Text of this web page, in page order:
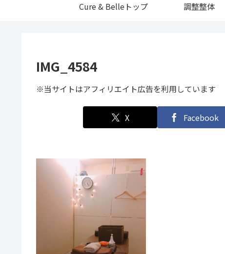
Cure & Belleトップ 調整整体
IMG_4584
※当サイトはアフィリエイト広告を利用しています
X Facebook